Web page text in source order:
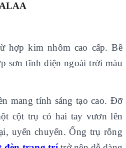
hợp kim nhôm cao cấp. Bề
sơn tĩnh điện ngoài trời màu
mang tính sáng tạo cao. Đỡ
cột trụ có hai tay vươn lên
uyển chuyển. Ống trụ rỗng